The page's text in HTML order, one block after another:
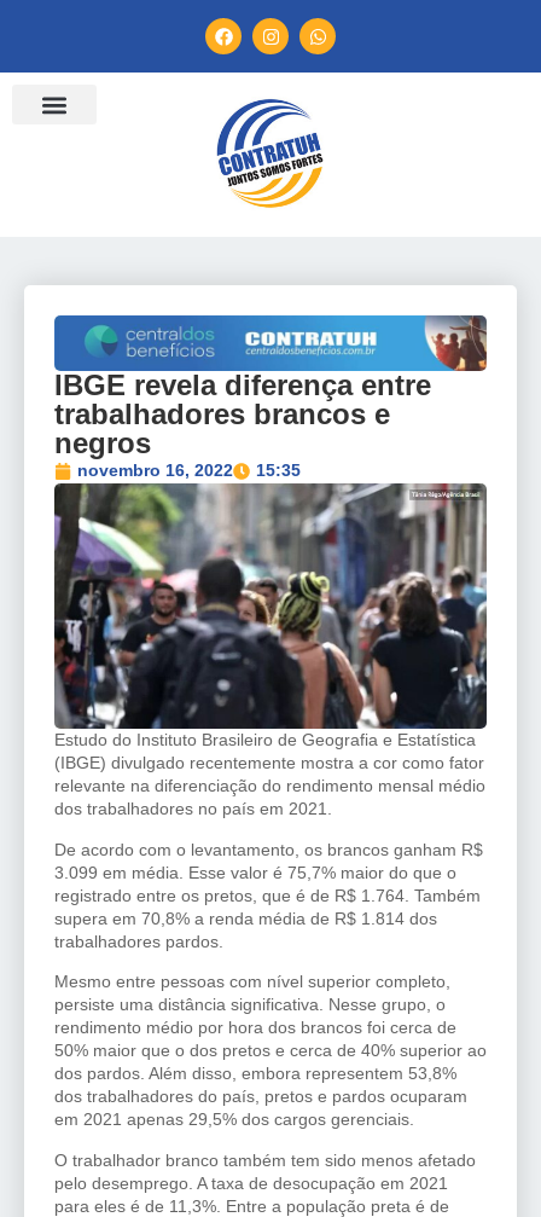
IBGE revela diferença entre
trabalhadores brancos e
negros
novembro 16, 2022 15:35
Estudo do Instituto Brasileiro de Geografia e Estatística
(IBGE) divulgado recentemente mostra a cor como fator
relevante na diferenciação do rendimento mensal médio
dos trabalhadores no país em 2021.
De acordo com o levantamento, os brancos ganham R$
3.099 em média. Esse valor é 75,7% maior do que o
registrado entre os pretos, que é de R$ 1.764. Também
supera em 70,8% a renda média de R$ 1.814 dos
trabalhadores pardos.
Mesmo entre pessoas com nível superior completo,
persiste uma distância significativa. Nesse grupo, o
rendimento médio por hora dos brancos foi cerca de
50% maior que o dos pretos e cerca de 40% superior ao
dos pardos. Além disso, embora representem 53,8%
dos trabalhadores do país, pretos e pardos ocuparam
em 2021 apenas 29,5% dos cargos gerenciais.
O trabalhador branco também tem sido menos afetado
pelo desemprego. A taxa de desocupação em 2021
para eles é de 11,3%. Entre a população preta é de